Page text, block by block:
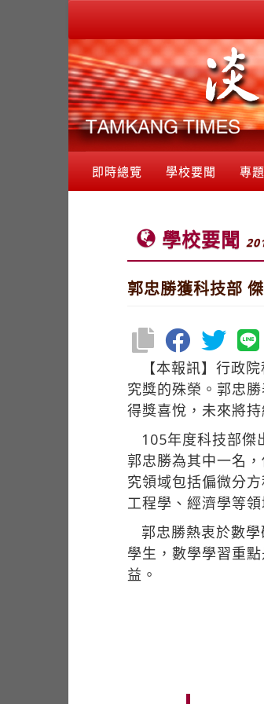
即時總覽 學校要聞 專
學校要聞
郭忠勝獲科技部
【本報訊】行政
究獎的殊榮。郭忠
得獎喜悅，未來將
105年度科技部傑
郭忠勝為其中一名
究領域包括偏微分
工程學、經濟學等領
郭忠勝熱衷於數
學生，數學學習重
益。